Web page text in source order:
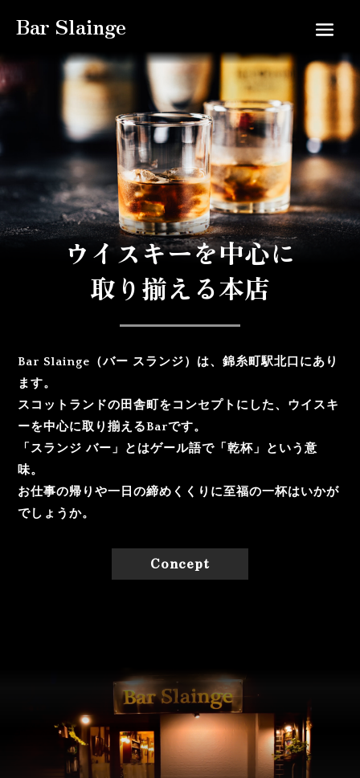
Bar Slainge
ウイスキーを中心に
取り揃える本店
Bar Slainge（バー スランジ）は、錦糸町駅北口にあり
ます。
スコットランドの田舎町をコンセプトにした、ウイスキ
ーを中心に取り揃えるBarです。
「スランジ バー」とはゲール語で「乾杯」という意
味。
お仕事の帰りや一日の締めくくりに至福の一杯はいかが
でしょうか。
Concept